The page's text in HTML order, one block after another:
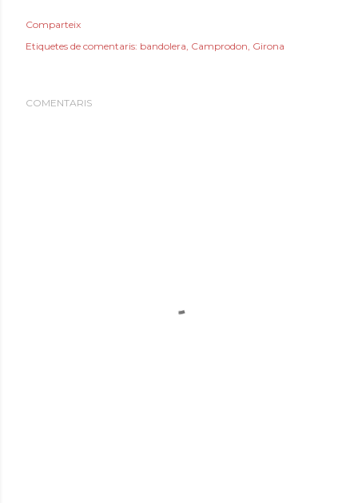
Comparteix
Etiquetes de comentaris: bandolera Camprodon Girona
COMENTARIS